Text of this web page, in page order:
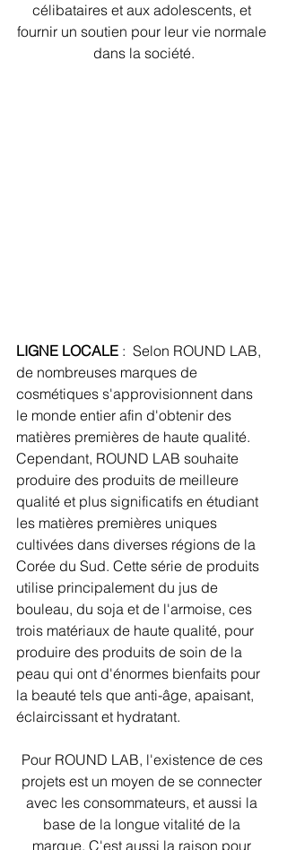
célibataires et aux adolescents, et
fournir un soutien pour leur vie normale
dans la société.
LIGNE LOCALE :  Selon ROUND LAB,
de nombreuses marques de
cosmétiques s'approvisionnent dans
le monde entier afin d'obtenir des
matières premières de haute qualité.
Cependant, ROUND LAB souhaite
produire des produits de meilleure
qualité et plus significatifs en étudiant
les matières premières uniques
cultivées dans diverses régions de la
Corée du Sud. Cette série de produits
utilise principalement du jus de
bouleau, du soja et de l'armoise, ces
trois matériaux de haute qualité, pour
produire des produits de soin de la
peau qui ont d'énormes bienfaits pour
la beauté tels que anti-âge, apaisant,
éclaircissant et hydratant.
Pour ROUND LAB, l'existence de ces
projets est un moyen de se connecter
avec les consommateurs, et aussi la
base de la longue vitalité de la
marque. C'est aussi la raison pour